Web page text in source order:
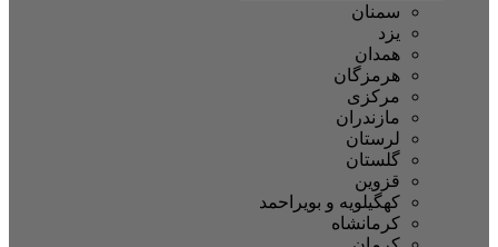
سمنان
هرمزگان
مرکزی
مازندران
لرستان
گلستان
کهگیلویه و بویراحمد
کرمانشاه